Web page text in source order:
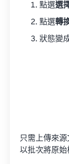
點選選
點選轉
狀態變
只需上傳來
以批次將原始